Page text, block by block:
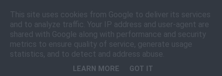
Cais do Pico
Blog sobre um pouco de tudo relacionado com a ilha
vila e ao concelho de São Roque do Pico
This site uses cookies from Google to deliver its services
and to analyze traffic. Your IP address and user-agent are
shared with Google along with performance and security
metrics to ensure quality of service, generate usage
statistics, and to detect and address abuse.
LEARN MORE GOT IT